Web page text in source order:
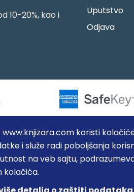
www.knjizara.com koristi
i služe radi poboljšanja
na veb sajtu,
kolačića.
10-20%, kao i
Uputstvo
Odjava
BEOGRAD), PIB: 105184104,
u opisu proizvoda, prikazu slika
i ne podrazumeva da su